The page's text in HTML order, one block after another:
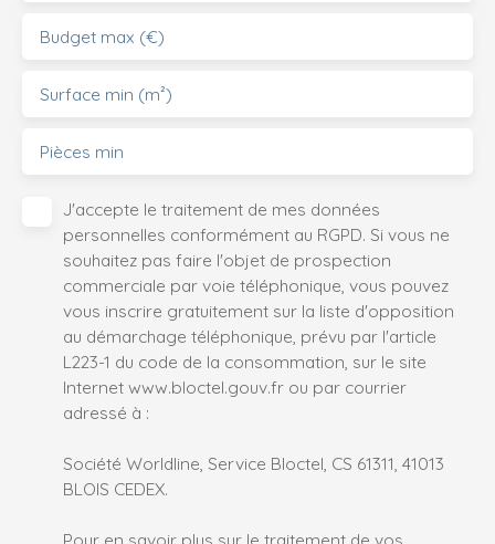
Budget max (€)
Surface min (m²)
Pièces min
J'accepte le traitement de mes données
personnelles conformément au RGPD. Si vous ne
souhaitez pas faire l'objet de prospection
commerciale par voie téléphonique, vous pouvez
vous inscrire gratuitement sur la liste d'opposition
au démarchage téléphonique, prévu par l'article
L223-1 du code de la consommation, sur le site
Internet www.bloctel.gouv.fr ou par courrier
adressé à :
Société Worldline, Service Bloctel, CS 61311, 41013
BLOIS CEDEX.
Pour en savoir plus sur le traitement de vos